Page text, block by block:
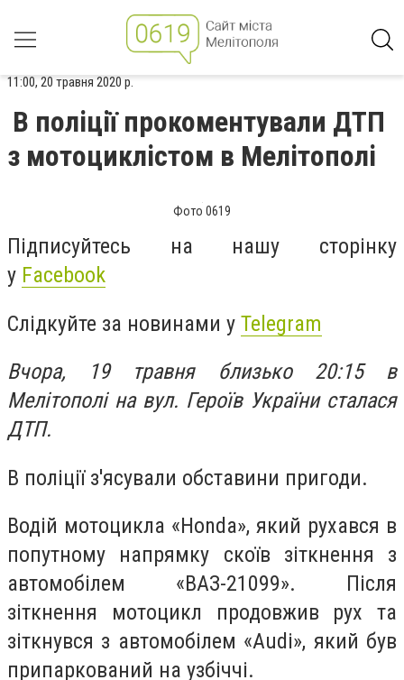
11:00, 20 травня 2020 р.
В поліції прокоментували ДТП
з мотоциклістом в Мелітополі
Фото 0619
Підписуйтесь на нашу сторінку
у Facebook
Слідкуйте за новинами у Telegram
Вчора, 19 травня близько 20:15 в
Мелітополі на вул. Героїв України сталася
ДТП.
В поліції з'ясували обставини пригоди.
Водій мотоцикла «Honda», який рухався в
попутному напрямку скоїв зіткнення з
автомобілем «ВАЗ-21099». Після
зіткнення мотоцикл продовжив рух та
зіткнувся з автомобілем «Audi», який був
припаркований на узбіччі.